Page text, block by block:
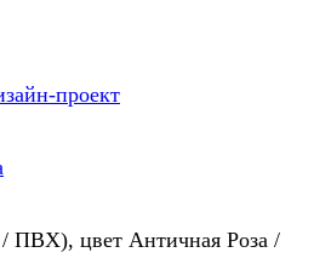
проект
цвет Античная Роза /